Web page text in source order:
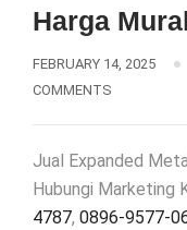
Harga
FEBRUARY 14, 2025
COMMENTS
Jual Expanded
Hubungi Marketing
4787, 0896-9577-